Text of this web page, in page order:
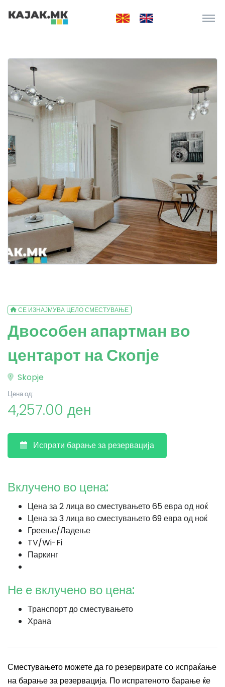
СЕ ИЗНАЈМУВА ЦЕЛО СМЕСТУВАЊЕ
Двособен апартман во
центарот на Скопје
Skopje
Цена од:
4,257.00 ден
Испрати барање за резервација
Вклучено во цена:
Цена за 2 лица во сместувањето 65 евра од ноќ
Цена за 3 лица во сместувањето 69 евра од ноќ
Греење/Ладење
TV/Wi-Fi
Паркинг
Не е вклучено во цена:
Транспорт до сместувањето
Храна
Сместувањето можете да го резервирате со испраќање
на барање за резервација. По испратеното барање ќе